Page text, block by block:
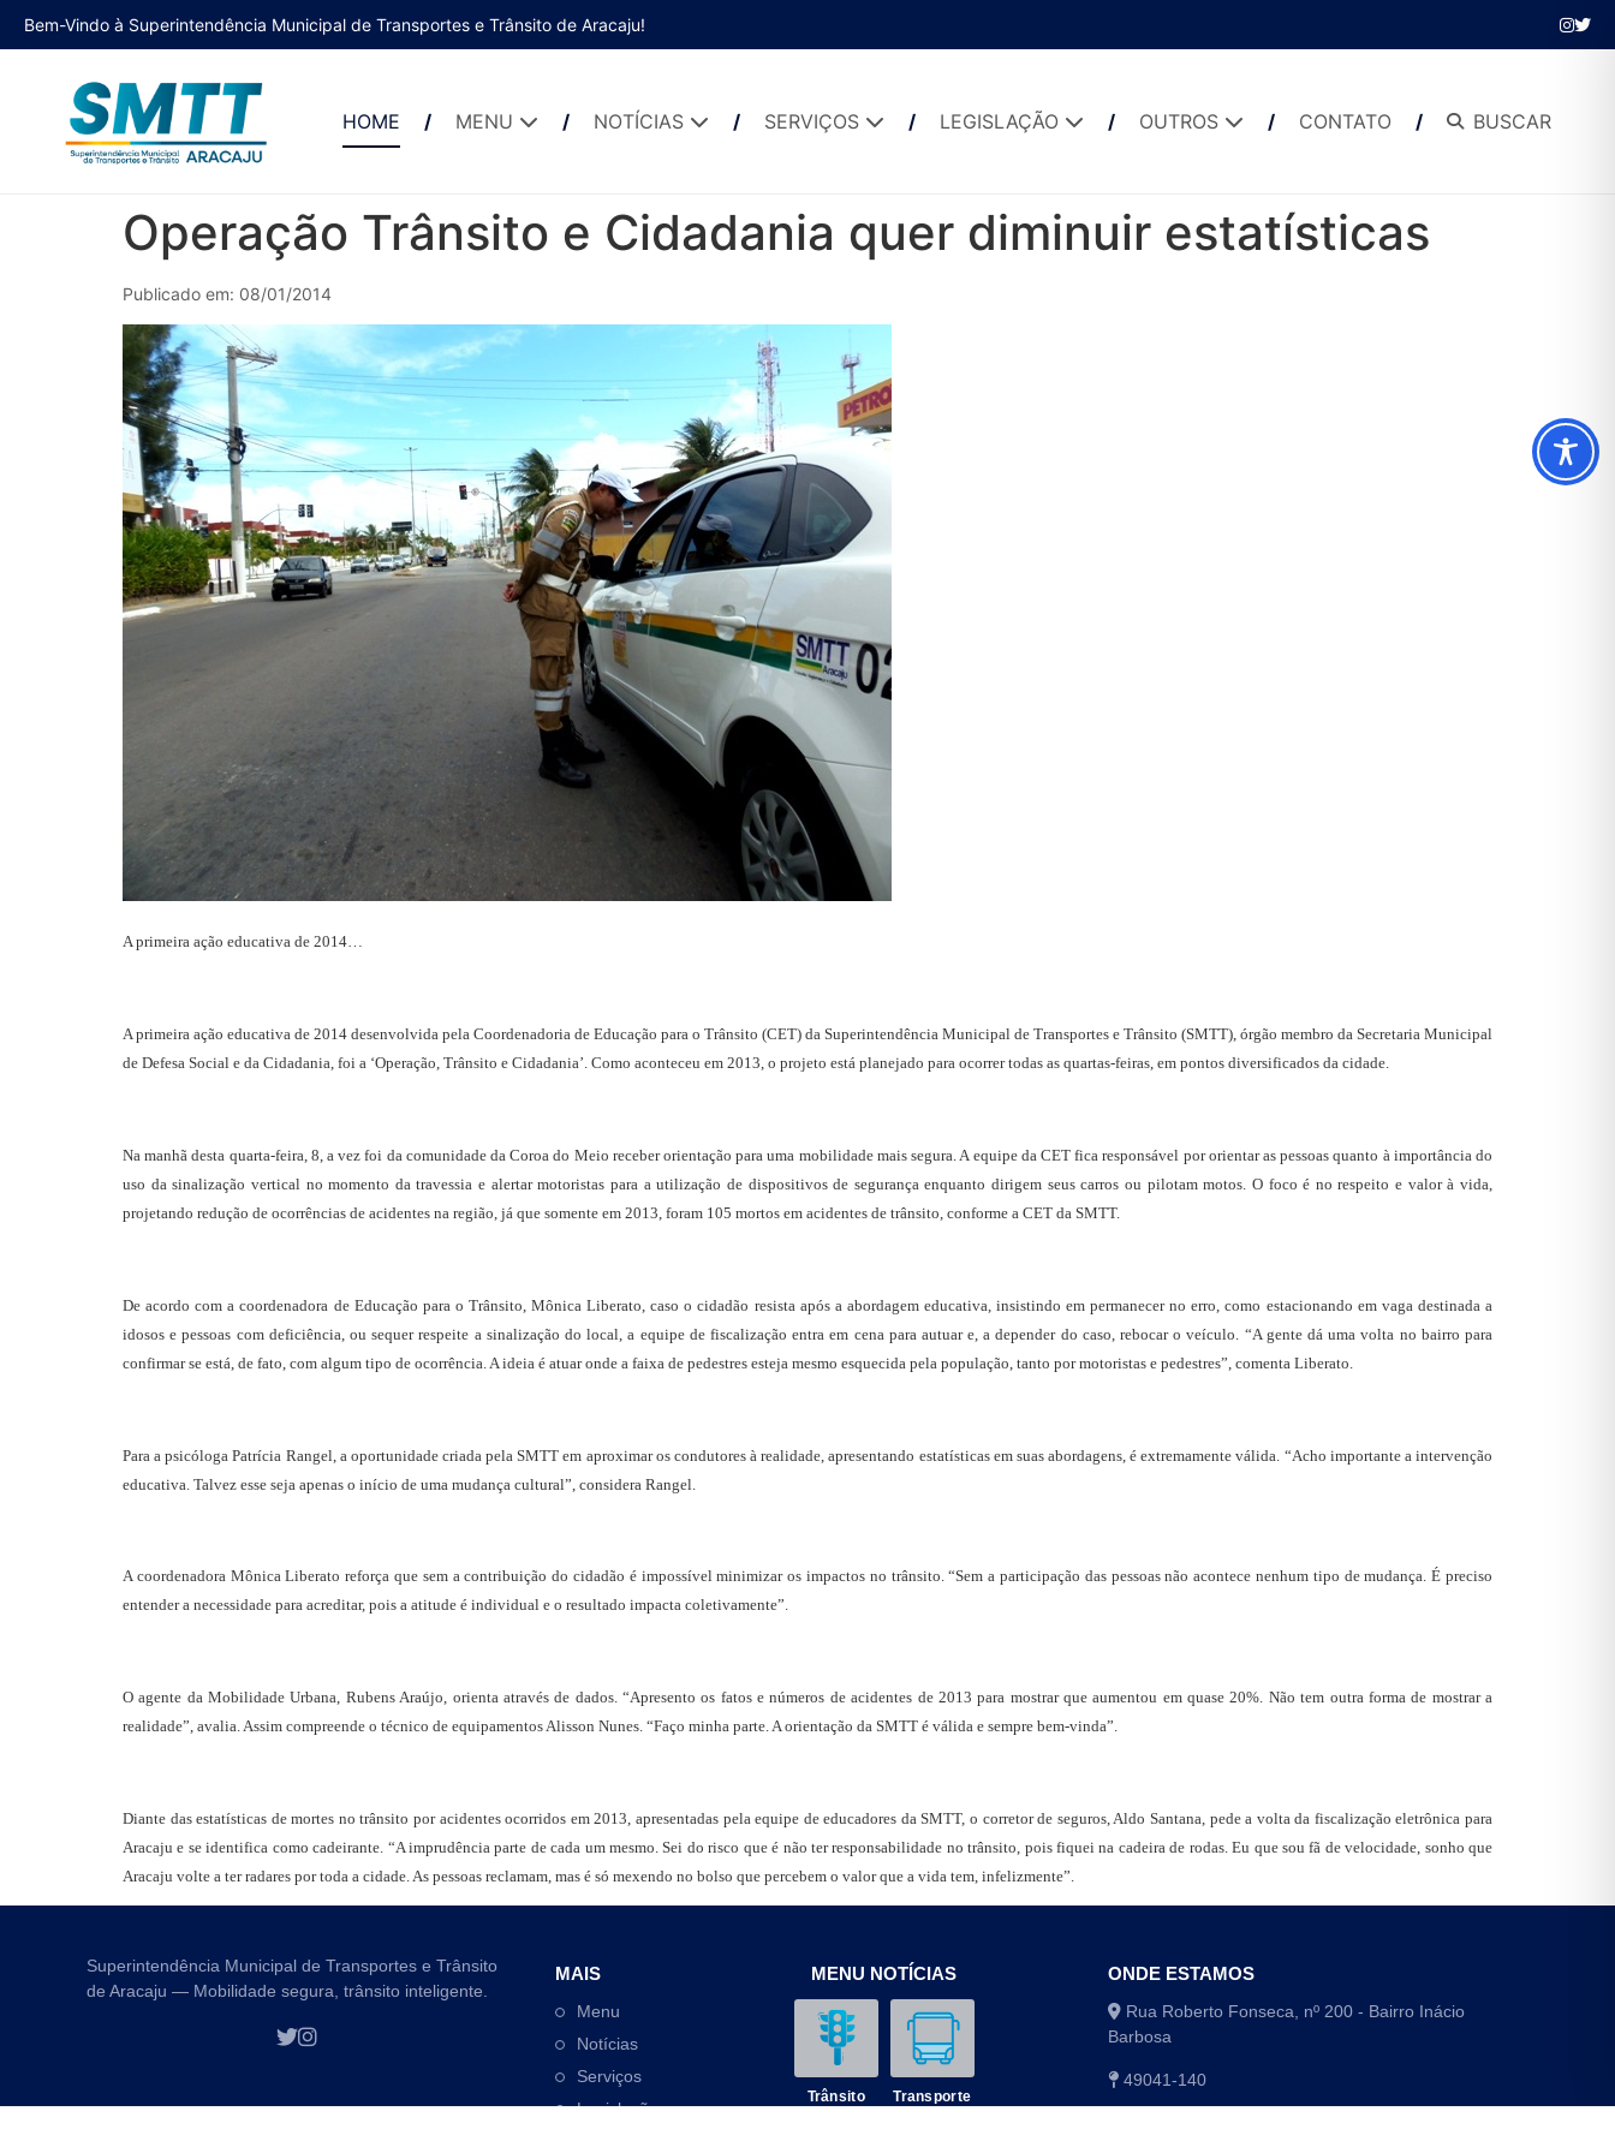
Bem-Vindo à Superintendência Municipal de Transportes e Trânsito de Aracaju!
HOME MENU NOTÍCIAS SERVIÇOS LEGISLAÇÃO OUTROS CONTATO BUSCAR
Operação Trânsito e Cidadania quer diminuir estatísticas
Publicado em: 08/01/2014
A primeira ação educativa de 2014…
A primeira ação educativa de 2014 desenvolvida pela Coordenadoria de Educação para o Trânsito (CET) da Superintendência Municipal de Transportes e Trânsito (SMTT), órgão membro da Secretaria Municipal
de Defesa Social e da Cidadania, foi a ‘Operação, Trânsito e Cidadania’. Como aconteceu em 2013, o projeto está planejado para ocorrer todas as quartas-feiras, em pontos diversificados da cidade.
Na manhã desta quarta-feira, 8, a vez foi da comunidade da Coroa do Meio receber orientação para uma mobilidade mais segura. A equipe da CET fica responsável por orientar as pessoas quanto à importância do
uso da sinalização vertical no momento da travessia e alertar motoristas para a utilização de dispositivos de segurança enquanto dirigem seus carros ou pilotam motos. O foco é no respeito e valor à vida,
projetando redução de ocorrências de acidentes na região, já que somente em 2013, foram 105 mortos em acidentes de trânsito, conforme a CET da SMTT.
De acordo com a coordenadora de Educação para o Trânsito, Mônica Liberato, caso o cidadão resista após a abordagem educativa, insistindo em permanecer no erro, como estacionando em vaga destinada a
idosos e pessoas com deficiência, ou sequer respeite a sinalização do local, a equipe de fiscalização entra em cena para autuar e, a depender do caso, rebocar o veículo. “A gente dá uma volta no bairro para
confirmar se está, de fato, com algum tipo de ocorrência. A ideia é atuar onde a faixa de pedestres esteja mesmo esquecida pela população, tanto por motoristas e pedestres”, comenta Liberato.
Para a psicóloga Patrícia Rangel, a oportunidade criada pela SMTT em aproximar os condutores à realidade, apresentando estatísticas em suas abordagens, é extremamente válida. “Acho importante a intervenção
educativa. Talvez esse seja apenas o início de uma mudança cultural”, considera Rangel.
A coordenadora Mônica Liberato reforça que sem a contribuição do cidadão é impossível minimizar os impactos no trânsito. “Sem a participação das pessoas não acontece nenhum tipo de mudança. É preciso
entender a necessidade para acreditar, pois a atitude é individual e o resultado impacta coletivamente”.
O agente da Mobilidade Urbana, Rubens Araújo, orienta através de dados. “Apresento os fatos e números de acidentes de 2013 para mostrar que aumentou em quase 20%. Não tem outra forma de mostrar a
realidade”, avalia. Assim compreende o técnico de equipamentos Alisson Nunes. “Faço minha parte. A orientação da SMTT é válida e sempre bem-vinda”.
Diante das estatísticas de mortes no trânsito por acidentes ocorridos em 2013, apresentadas pela equipe de educadores da SMTT, o corretor de seguros, Aldo Santana, pede a volta da fiscalização eletrônica para
Aracaju e se identifica como cadeirante. “A imprudência parte de cada um mesmo. Sei do risco que é não ter responsabilidade no trânsito, pois fiquei na cadeira de rodas. Eu que sou fã de velocidade, sonho que
Aracaju volte a ter radares por toda a cidade. As pessoas reclamam, mas é só mexendo no bolso que percebem o valor que a vida tem, infelizmente”.
Superintendência Municipal de Transportes e Trânsito
de Aracaju — Mobilidade segura, trânsito inteligente.
MAIS
Menu
Notícias
Serviços
Legislação
MENU NOTÍCIAS
Trânsito Transporte
ONDE ESTAMOS
Rua Roberto Fonseca, nº 200 - Bairro Inácio
Barbosa
49041-140